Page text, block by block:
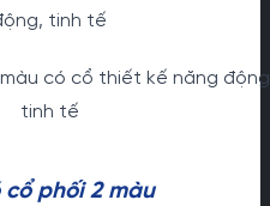
có cổ thiết kế năng
tinh tế
cổ phối 2 màu